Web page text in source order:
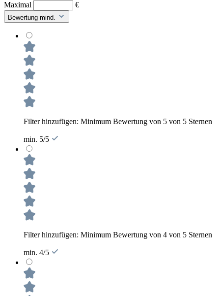
Maximal
€
Bewertung mind.
Filter hinzufügen: Minimum Bewertung von 5 von 5 Sternen
min. 5/5
Filter hinzufügen: Minimum Bewertung von 4 von 5 Sternen
min. 4/5